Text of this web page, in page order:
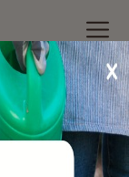
Jardinage /Bio croc